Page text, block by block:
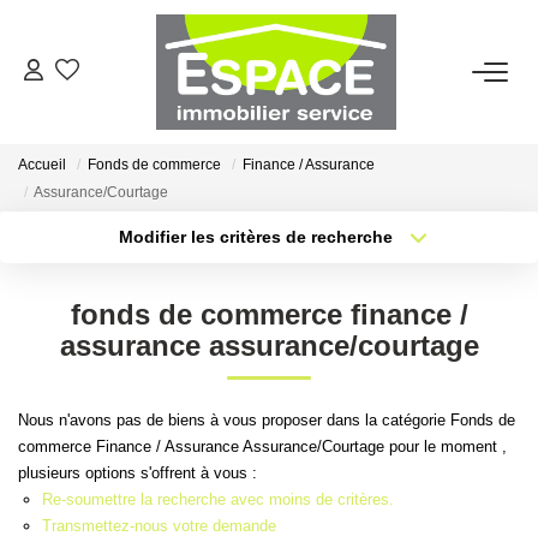
VENTES
GESTION LOCATIVE
Qui Sommes-Nous ?
Nous Rejoindre
Accueil Fonds de commerce
Finance / Assurance
Assurance/Courtage
Modifier les critères de recherche
Type de bien
Surface min
Créer une alerte
fonds de commerce finance /
assurance assurance/courtage
Nous n'avons pas de biens à vous proposer dans la catégorie Fonds de
commerce Finance / Assurance Assurance/Courtage pour le moment ,
plusieurs options s'offrent à vous :
Re-soumettre la recherche avec moins de critères.
Transmettez-nous votre demande